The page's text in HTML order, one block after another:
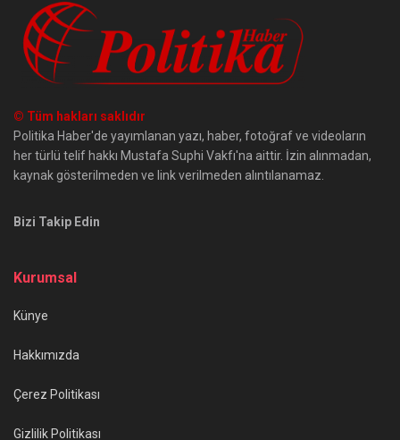
© Tüm hakları saklıdır
Politika Haber'de yayımlanan yazı, haber, fotoğraf ve videoların
her türlü telif hakkı Mustafa Suphi Vakfı'na aittir. İzin alınmadan,
kaynak gösterilmeden ve link verilmeden alıntılanamaz.
Bizi Takip Edin
Kurumsal
Künye
Hakkımızda
Çerez Politikası
Gizlilik Politikası